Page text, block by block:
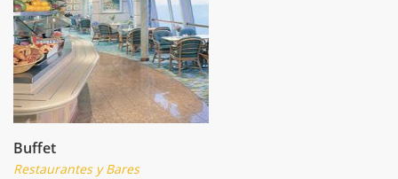
Buffet
Restaurantes y Bares